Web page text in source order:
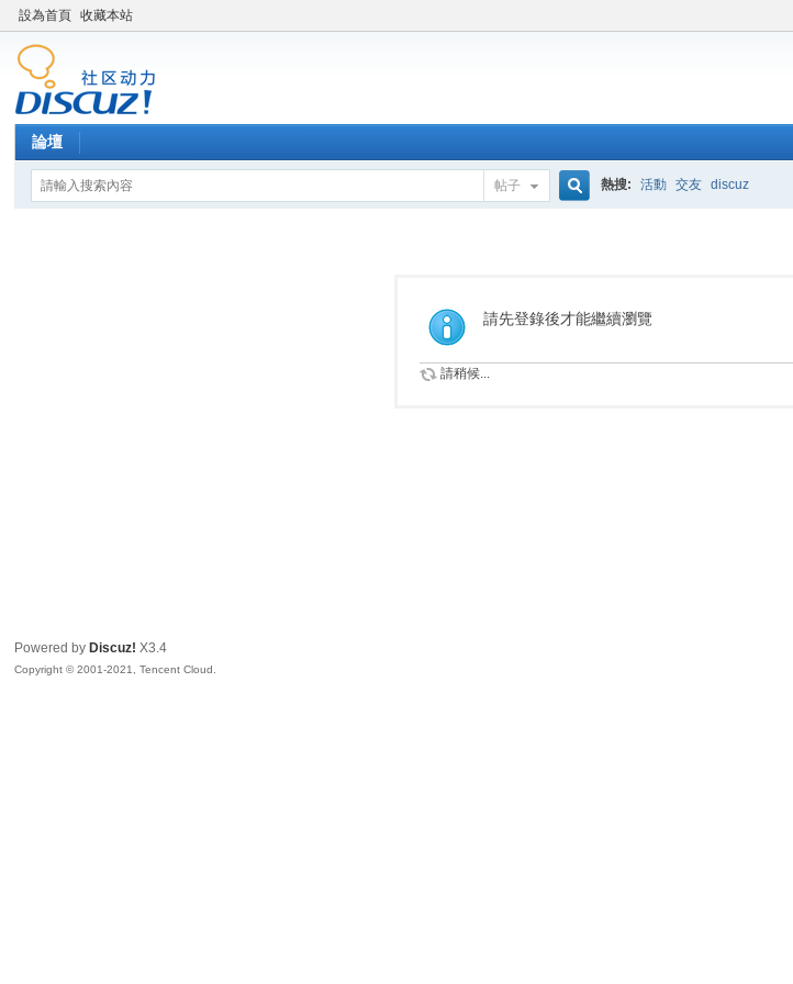
設為首頁 收藏本站
論壇
帖子
索
熱搜: 活動 交友 discuz
請先登錄後才能繼續瀏覽
請稍候...
Powered by Discuz! X3.4
Copyright © 2001-2021, Tencent Cloud.